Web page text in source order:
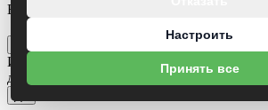
Ваш вопрос
обработку
Исполнилось ли вам 18 лет?
доступны только для лиц достигших 18
Настроить
Принять все